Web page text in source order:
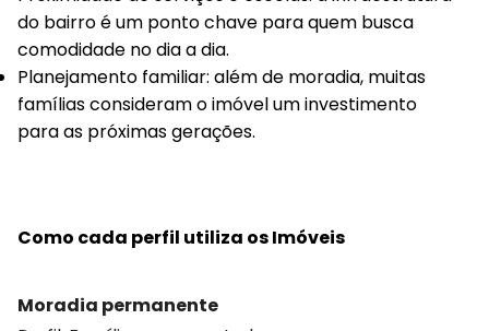
do bairro é um ponto chave para quem busca
comodidade no dia a dia.
Planejamento familiar: além de moradia, muitas
famílias consideram o imóvel um investimento
para as próximas gerações.
Como cada perfil utiliza os Imóveis
Moradia permanente